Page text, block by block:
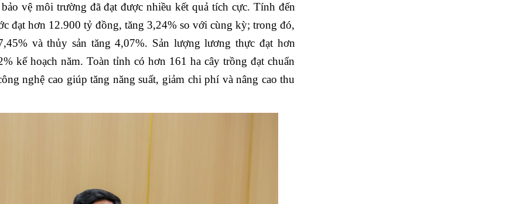
vệ môi trường đã đạt được nhiều kết quả tích cực. Tính đến
đạt hơn 12.900 tỷ đồng, tăng 3,24% so với cùng kỳ; trong đó,
và thủy sản tăng 4,07%. Sản lượng lương thực đạt hơn
kế hoạch năm. Toàn tỉnh có hơn 161 ha cây trồng đạt chuẩn
nghệ cao giúp tăng năng suất, giảm chi phí và nâng cao thu